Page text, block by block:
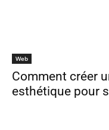
Web
Comment créer
esthétique pour